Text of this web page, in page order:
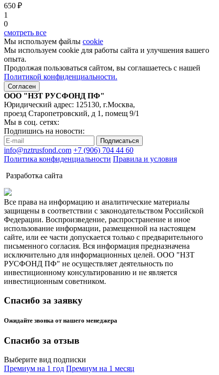
650 ₽
1
0
смотреть все
Мы используем файлы cookie
Мы используем cookie для работы сайта и улучшения вашего
опыта.
Продолжая пользоваться сайтом, вы соглашаетесь с нашей
Политикой конфиденциальности.
Согласен
ООО "НЗТ РУСФОНД ПФ"
Юридический адрес: 125130, г.Москва,
проезд Старопетровский, д 1, помещ 9/1
Мы в соц. сетях:
Подпишись на новости:
Подписаться
info@nztrusfond.com +7 (906) 704 44 60
Политика конфиденциальности Правила и условия
Разработка сайта
Все права на информацию и аналитические материалы
защищены в соответствии с законодательством Российской
Федерации. Воспроизведение, распространение и иное
использование информации, размещенной на настоящем
сайте, или ее части допускается только с предварительного
письменного согласия. Вся информация предназначена
исключительно для информационных целей. ООО "НЗТ
РУСФОНД ПФ" не осуществляет деятельность по
инвестиционному консультированию и не является
инвестиционным советником.
Спасибо за заявку
Ожидайте звонка от нашего менеджера
Спасибо за отзыв
Выберите вид подписки
Премиум на 1 год Премиум на 1 месяц